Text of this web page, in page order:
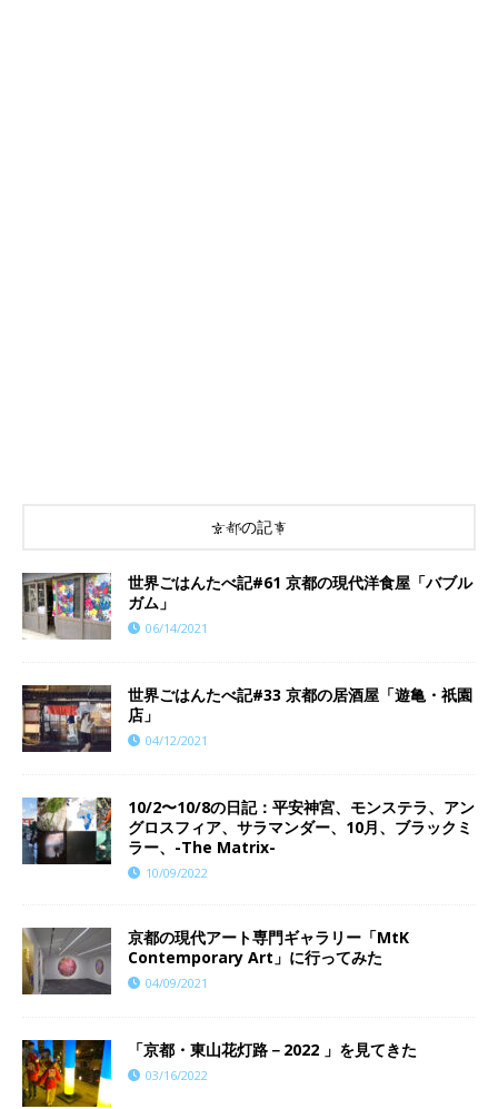
京都の記事
世界ごはんたべ記#61 京都の現代洋食屋「バブル
ガム」
06/14/2021
世界ごはんたべ記#33 京都の居酒屋「遊亀・祇園
店」
04/12/2021
10/2〜10/8の日記：平安神宮、モンステラ、アン
グロスフィア、サラマンダー、10月、ブラックミ
ラー、-The Matrix-
10/09/2022
京都の現代アート専門ギャラリー「MtK
Contemporary Art」に行ってみた
04/09/2021
「京都・東山花灯路－2022 」を見てきた
03/16/2022